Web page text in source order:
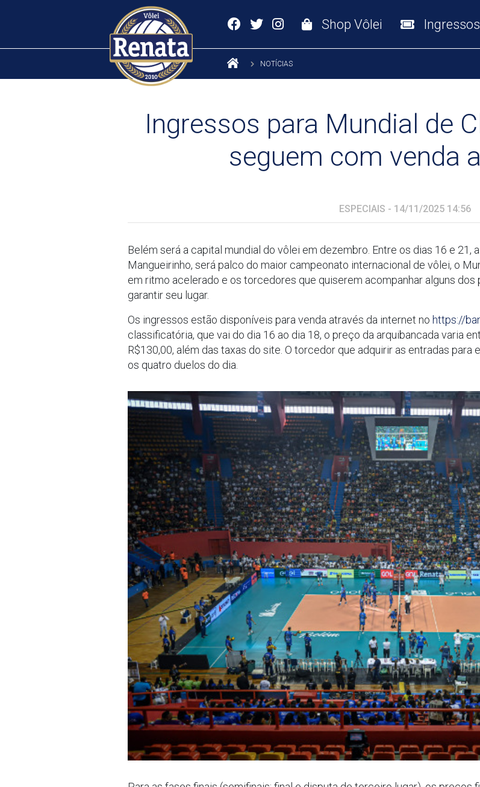
Shop Vôlei Ingressos
NOTÍCIAS
Ingressos para Mundial de
seguem com venda
ESPECIAIS - 14/11/2025 14:56
Belém será a capital mundial do vôlei em dezembro. Entre os dias 16 e 21,
Mangueirinho, será palco do maior campeonato internacional de vôlei, o
em ritmo acelerado e os torcedores que quiserem acompanhar alguns
garantir seu lugar.
Os ingressos estão disponíveis para venda através da internet no https://
classificatória, que vai do dia 16 ao dia 18, o preço da arquibancada varia
R$130,00, além das taxas do site. O torcedor que adquirir as entradas
os quatro duelos do dia.